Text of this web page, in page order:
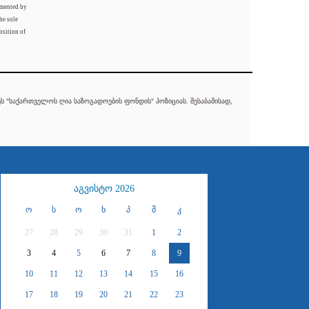
by
sole
of
ღია საზოგადოების ფონდის" პოზიციას. შესაბამისად,
აგვისტო 2026
ო ს ო ხ პ შ კ
27 28 29 30 31 1 2
3 4 5 6 7 8 9
10 11 12 13 14 15 16
17 18 19 20 21 22 23